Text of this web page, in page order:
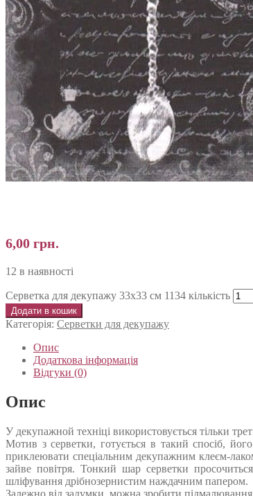
6,00 грн.
12 в наявності
Серветка для декупажу 33х33 см 1134 кількість
Додати в кошик
Категорія: Серветки для декупажу
Опис
Додаткова інформація
Відгуки (0)
Опис
У декупажной техніці використовується тільки
Мотив з серветки, готується в такий спосіб,
приклеювати спеціальним декупажним клеєм-
зайве повітря. Тонкий шар серветки
шліфування дрібнозернистим наждачним папером.
Залежно від задумки, можна зробити